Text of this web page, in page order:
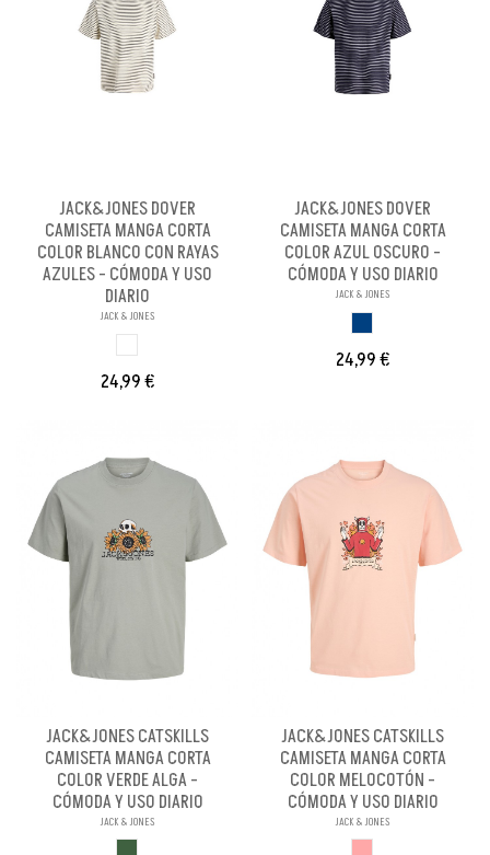
JACK&JONES DOVER
CAMISETA MANGA CORTA
COLOR BLANCO CON RAYAS
AZULES - CÓMODA Y USO
DIARIO
JACK & JONES
24,99 €
JACK&JONES DOVER
CAMISETA MANGA CORTA
COLOR AZUL OSCURO -
CÓMODA Y USO DIARIO
JACK & JONES
24,99 €
JACK&JONES CATSKILLS
CAMISETA MANGA CORTA
COLOR VERDE ALGA -
CÓMODA Y USO DIARIO
JACK & JONES
JACK&JONES CATSKILLS
CAMISETA MANGA CORTA
COLOR MELOCOTÓN -
CÓMODA Y USO DIARIO
JACK & JONES